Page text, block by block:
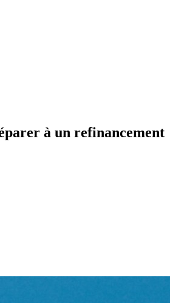
à un refinancement